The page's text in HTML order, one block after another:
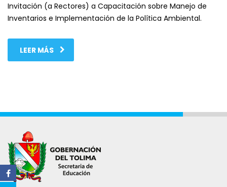
Invitación (a Rectores) a Capacitación sobre Manejo de
Inventarios e Implementación de la Política Ambiental.
LEER MÁS